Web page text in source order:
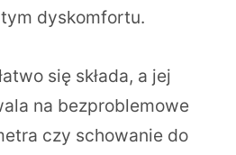
dyskomfortu.
się składa, a jej
na bezproblemowe
czy schowanie do